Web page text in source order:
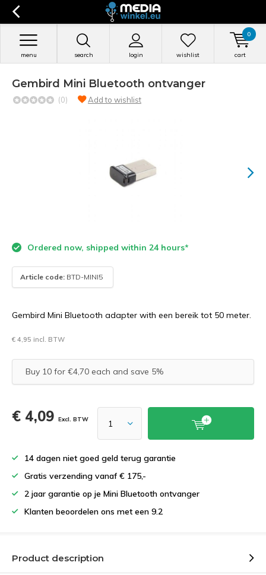
search login
menu wishlist cart
0
Gembird Mini Bluetooth ontvanger
(0) Add to wishlist
Ordered now, shipped within 24 hours*
Article code: BTD-MINI5
Gembird Mini Bluetooth adapter with een bereik tot 50 meter.
€ 4,95 incl. BTW
Buy 10 for €4,70 each and save 5%
€ 4,09 Excl. BTW
14 dagen niet goed geld terug garantie
Gratis verzending vanaf € 175,-
2 jaar garantie op je Mini Bluetooth ontvanger
Klanten beoordelen ons met een 9.2
Product description